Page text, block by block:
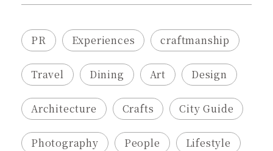
PR Experiences craftmanship
Travel Dining Art Design
Architecture Crafts City Guide
Photography People Lifestyle